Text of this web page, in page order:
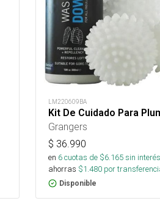
LM220609BA
Kit De Cuidado Para
Grangers
$ 36.990
en 6cuotas de $6.165sin interés
ahorras $1.480 por
Disponible